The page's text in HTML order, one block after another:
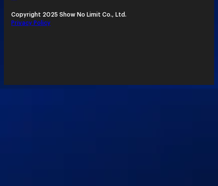
Copyright 2025 Show No Limit Co., Ltd.
Privacy Policy